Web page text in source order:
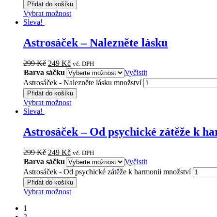
Přidat do košíku
Vybrat možnost
Sleva!
Astrosáček – Nalezněte lásku
299Kč 249 Kč vč. DPH
Barva sáčku
Vyčistit
Astrosáček - Nalezněte lásku množství
Přidat do košíku
Vybrat možnost
Sleva!
Astrosáček – Od psychické zátěže k
299Kč 249 Kč vč. DPH
Barva sáčku
Vyčistit
Astrosáček - Od psychické zátěže k harmonii množství
Přidat do košíku
Vybrat možnost
1